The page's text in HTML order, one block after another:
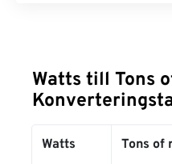
Watts till Tons
Watts Tons of